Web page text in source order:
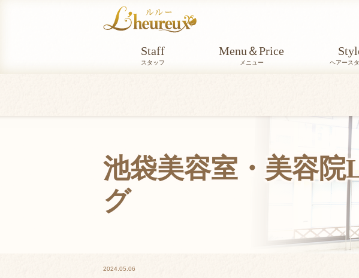
Staff
スタッフ
Menu＆Price
メニュー ヘアース
池袋美容室・美容
グ
2024.05.06